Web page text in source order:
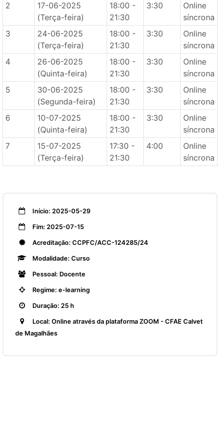
2
17-06-2025
(Terça-feira)
18:00 -
21:30
3:30
Online
síncrona
3
24-06-2025
(Terça-feira)
18:00 -
21:30
3:30
Online
síncrona
4
26-06-2025
(Quinta-feira)
18:00 -
21:30
3:30
Online
síncrona
5
30-06-2025
(Segunda-feira)
18:00 -
21:30
3:30
Online
síncrona
6
10-07-2025
(Quinta-feira)
18:00 -
21:30
3:30
Online
síncrona
7
15-07-2025
(Terça-feira)
17:30 -
21:30
4:00
Online
síncrona
Início: 2025-05-29
Fim: 2025-07-15
Acreditação: CCPFC/ACC-124285/24
Modalidade: Curso
Pessoal: Docente
Regime: e-learning
Duração: 25 h
Local: Online através da plataforma ZOOM - CFAE Calvet
de Magalhães